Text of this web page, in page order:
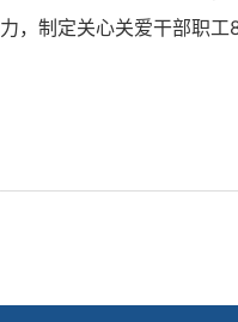
力，制定关心关爱干部职工